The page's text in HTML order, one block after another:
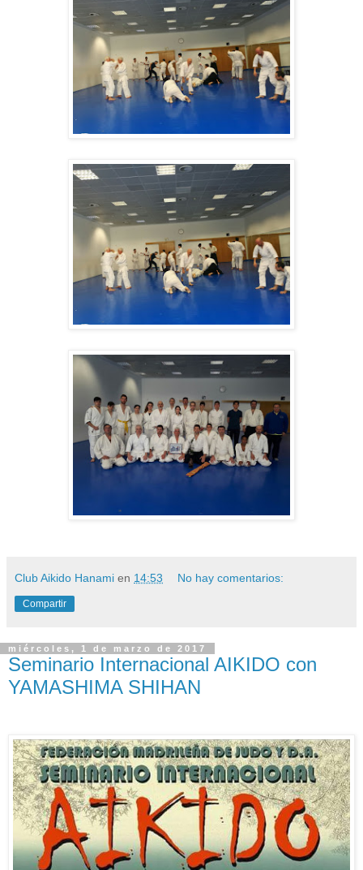
Club Aikido Hanami en 14:53 No hay comentarios:
Compartir
miércoles, 1 de marzo de 2017
Seminario Internacional AIKIDO con
YAMASHIMA SHIHAN